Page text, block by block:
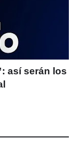
así serán los